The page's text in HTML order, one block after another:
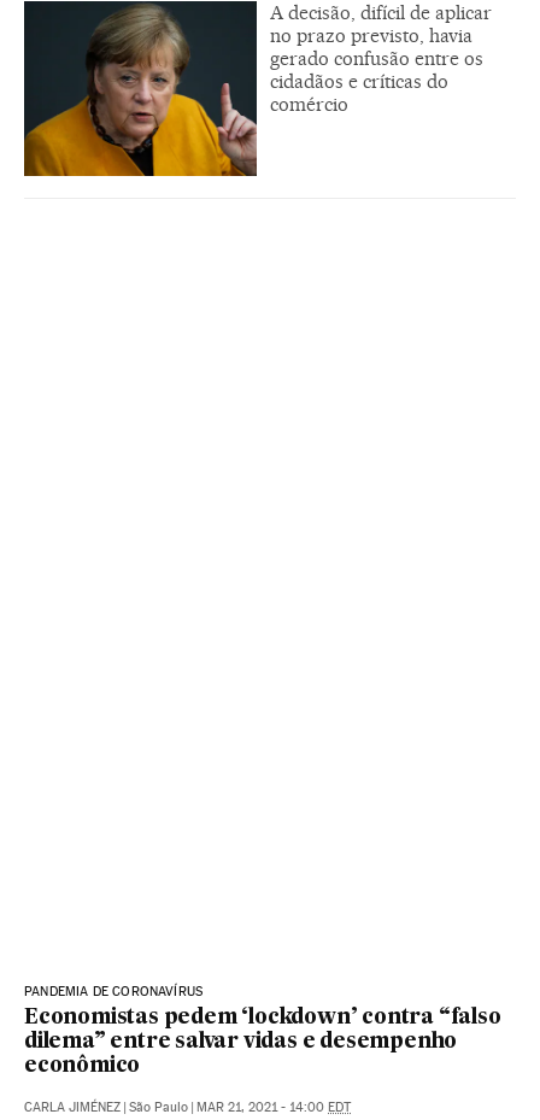
A decisão, difícil de aplicar
no prazo previsto, havia
gerado confusão entre os
cidadãos e críticas do
comércio
PANDEMIA DE CORONAVÍRUS
Economistas pedem ‘lockdown’ contra “falso
dilema” entre salvar vidas e desempenho
econômico
CARLA JIMÉNEZ | São Paulo | MAR 21, 2021 - 14:00 EDT